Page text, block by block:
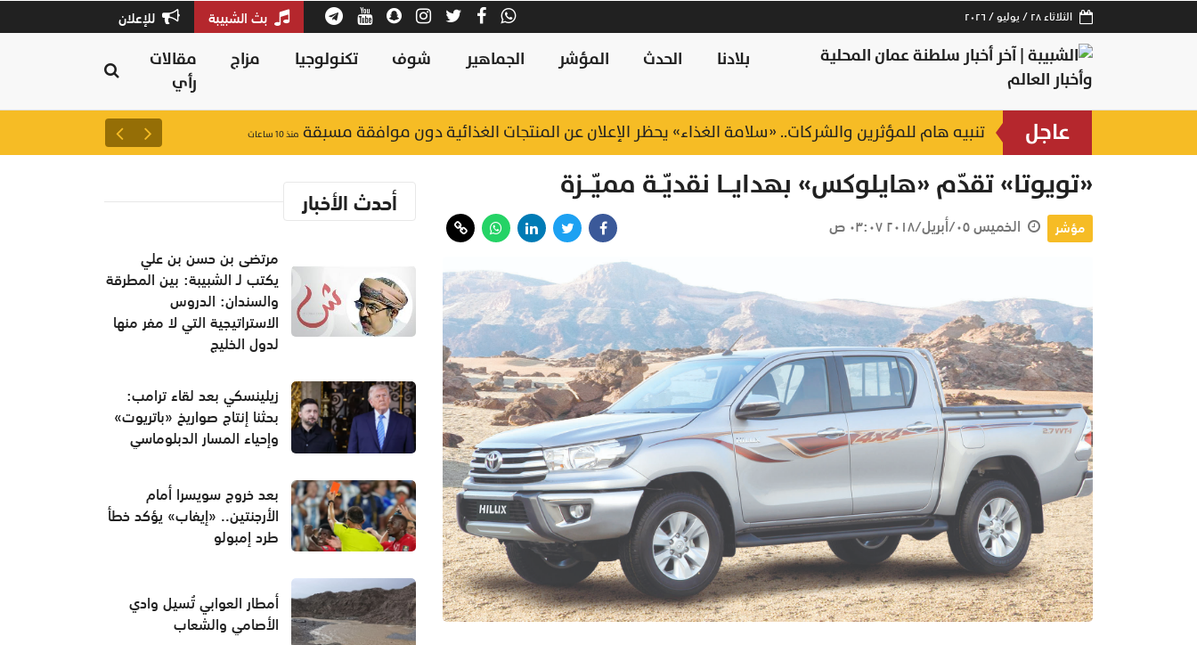
الثلاثاء ٢٨ / يوليو / ٢٠٢٦ بث الشبيبة للإعلان
بلادنا الحدث المؤشر الجماهير شوف تكنولوجيا مزاج
مقالات
رأي
عاجل تنبيه هام للمؤثرين والشركات.. «سلامة الغذاء» يحظر الإعلان عن المنتجات الغذائية دون موافقة مسبقة منذ ١٠ ساعات
«تويوتا» تقدّم «هايلوكس» بهدايـــا نقديّــة مميّـــزة
مؤشر الخميس ٠٥/أبريل/٢٠١٨ ٠٣:٠٧ ص
أحدث الأخبار
مرتضى بن حسن بن علي
يكتب لـ الشبيبة: بين المطرقة
والسندان: الدروس
الاستراتيجية التي لا مفر منها
لدول الخليج
زيلينسكي بعد لقاء ترامب:
بحثنا إنتاج صواريخ «باتريوت»
وإحياء المسار الدبلوماسي
بعد خروج سويسرا أمام
الأرجنتين.. «إيفاب» يؤكد خطأ
طرد إمبولو
أمطار العوابي تُسيل وادي
الأصامي والشعاب